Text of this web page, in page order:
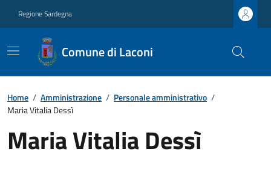
Regione Sardegna
Comune di Laconi
Home / Amministrazione / Personale amministrativo /
Maria Vitalia Dessì
Maria Vitalia Dessì